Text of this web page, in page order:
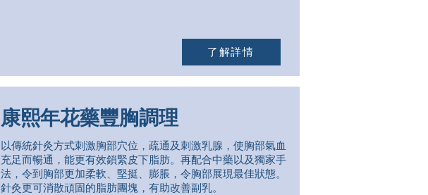
了解詳情
康熙年花藥豐胸調理
以傳統針灸方式刺激胸部穴位，疏通及刺激乳腺，使胸部氣血
充足而暢通，能更有效鎖緊皮下脂肪。再配合中藥以及獨家手
法，令到胸部更加柔軟、堅挺、膨脹，令胸部展現最佳狀態。
針灸更可消散頑固的脂肪團塊，有助改善副乳。